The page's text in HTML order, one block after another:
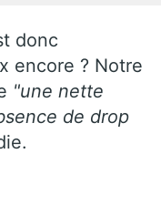
donc
encore ? Notre
"une nette
de drop